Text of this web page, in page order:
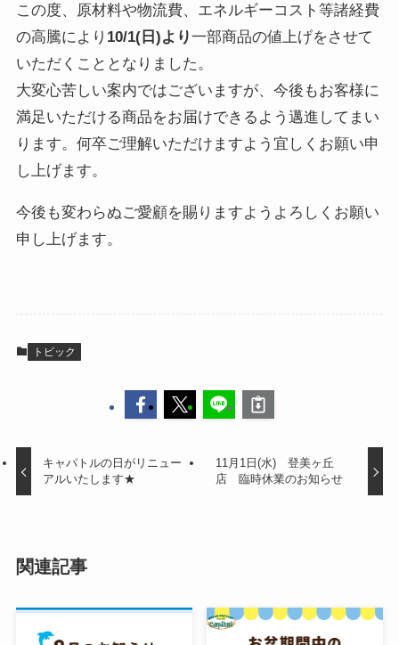
この度、原材料や物流費、エネルギーコスト等諸経費
の高騰により 10/1(日)より一部商品の値上げをさせて
いただくこととなりました。
大変心苦しい案内ではございますが、今後もお客様に
満足いただける商品をお届けできるよう邁進してまい
ります。何卒ご理解いただけますよう宜しくお願い申
し上げます。
今後も変わらぬご愛顧を賜りますようよろしくお願い
申し上げます。
トピック
キャパトルの日がリニュー
アルいたします★
11月1日(水) 登美ヶ丘
店 臨時休業のお知らせ
関連記事